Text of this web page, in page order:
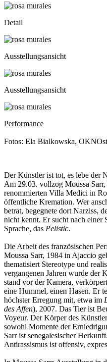
Detail
Ausstellungsansicht
Ausstellungsansicht
Performance
Fotos: Ela Bialkowska,
Der Künstler ist tot, es lebe der
Am 29.03. vollzog Moussa
renommierten Villa Medici in
öffentliche Kremation. Wer
betrat, begegnete dort Narziss,
nicht kennt. Er sucht nach einer
Sprache, das Pelistic.
Die Arbeit des französischen
Moussa Sarr, 1984 in Ajaccio
thematisiert Stereotype und
vergangenen Jahren wurde der
stand vor der Kamera,
eine Hummel, einen Hasen. Er
höchster Erregung mit, etwa im
des Affen), 2007. Das Tier ist
Voyeur. Der Körper des
sowohl Momente der
Sarr ist senegalesischer
Antirassismus ist offensiv,